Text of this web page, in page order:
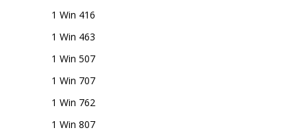
1 Win 416
1 Win 463
1 Win 507
1 Win 707
1 Win 762
1 Win 807